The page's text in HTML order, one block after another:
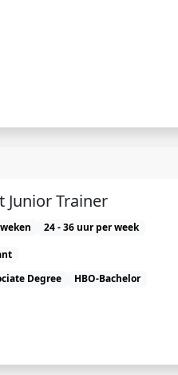
Junior Trainer
24 - 36 uur per week
Degree
HBO-Bachelor